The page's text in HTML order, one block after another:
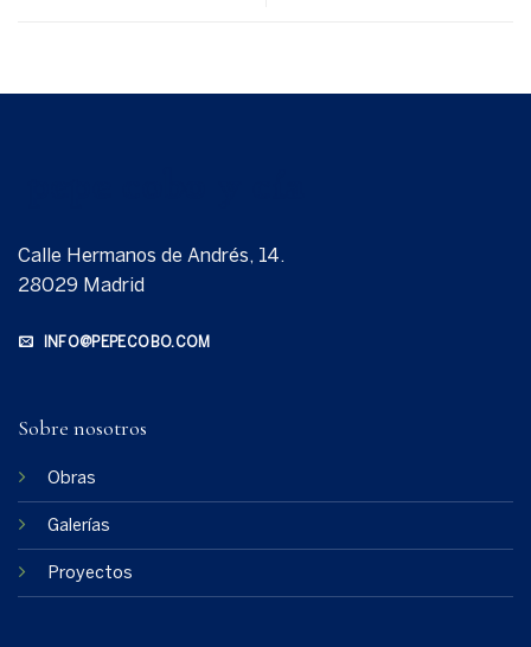
Calle Hermanos de Andrés, 14.
28029 Madrid
INFO@PEPECOBO.COM
Sobre nosotros
Obras
Galerías
Proyectos